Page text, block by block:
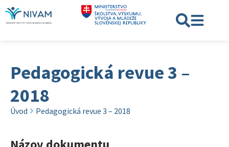
Pedagogická revue 3 –
2018
Úvod Pedagogická revue 3 – 2018